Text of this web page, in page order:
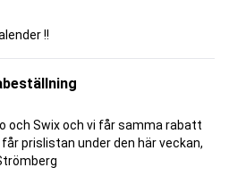
!!
och Swix och vi får samma rabatt
prislistan under den här veckan,